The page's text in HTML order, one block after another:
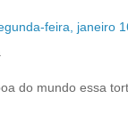
feira, janeiro
do mundo essa